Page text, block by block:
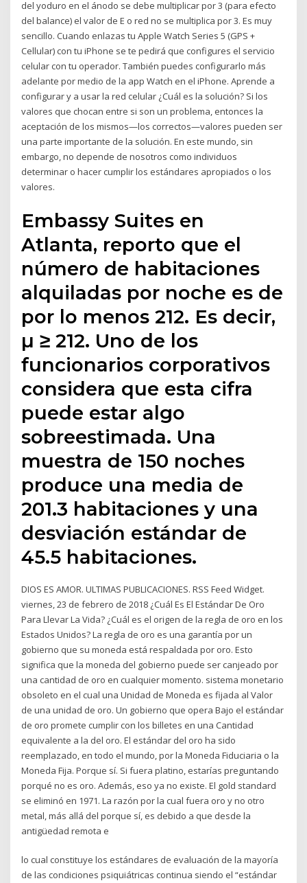
del yoduro en el ánodo se debe multiplicar por 3 (para efecto
del balance) el valor de E o red no se multiplica por 3. Es muy
sencillo. Cuando enlazas tu Apple Watch Series 5 (GPS +
Cellular) con tu iPhone se te pedirá que configures el servicio
celular con tu operador. También puedes configurarlo más
adelante por medio de la app Watch en el iPhone. Aprende a
configurar y a usar la red celular ¿Cuál es la solución? Si los
valores que chocan entre si son un problema, entonces la
aceptación de los mismos—los correctos—valores pueden ser
una parte importante de la solución. En este mundo, sin
embargo, no depende de nosotros como individuos
determinar o hacer cumplir los estándares apropiados o los
valores.
Embassy Suites en
Atlanta, reporto que el
número de habitaciones
alquiladas por noche es de
por lo menos 212. Es decir,
µ ≥ 212. Uno de los
funcionarios corporativos
considera que esta cifra
puede estar algo
sobreestimada. Una
muestra de 150 noches
produce una media de
201.3 habitaciones y una
desviación estándar de
45.5 habitaciones.
DIOS ES AMOR. ULTIMAS PUBLICACIONES. RSS Feed Widget.
viernes, 23 de febrero de 2018 ¿Cuál Es El Estándar De Oro
Para Llevar La Vida? ¿Cuál es el origen de la regla de oro en los
Estados Unidos? La regla de oro es una garantía por un
gobierno que su moneda está respaldada por oro. Esto
significa que la moneda del gobierno puede ser canjeado por
una cantidad de oro en cualquier momento. sistema monetario
obsoleto en el cual una Unidad de Moneda es fijada al Valor
de una unidad de oro. Un gobierno que opera Bajo el estándar
de oro promete cumplir con los billetes en una Cantidad
equivalente a la del oro. El estándar del oro ha sido
reemplazado, en todo el mundo, por la Moneda Fiduciaria o la
Moneda Fija. Porque sí. Si fuera platino, estarías preguntando
porqué no es oro. Además, eso ya no existe. El gold standard
se eliminó en 1971. La razón por la cual fuera oro y no otro
metal, más allá del porque sí, es debido a que desde la
antigüedad remota e
lo cual constituye los estándares de evaluación de la mayoría
de las condiciones psiquiátricas continua siendo el “estándar